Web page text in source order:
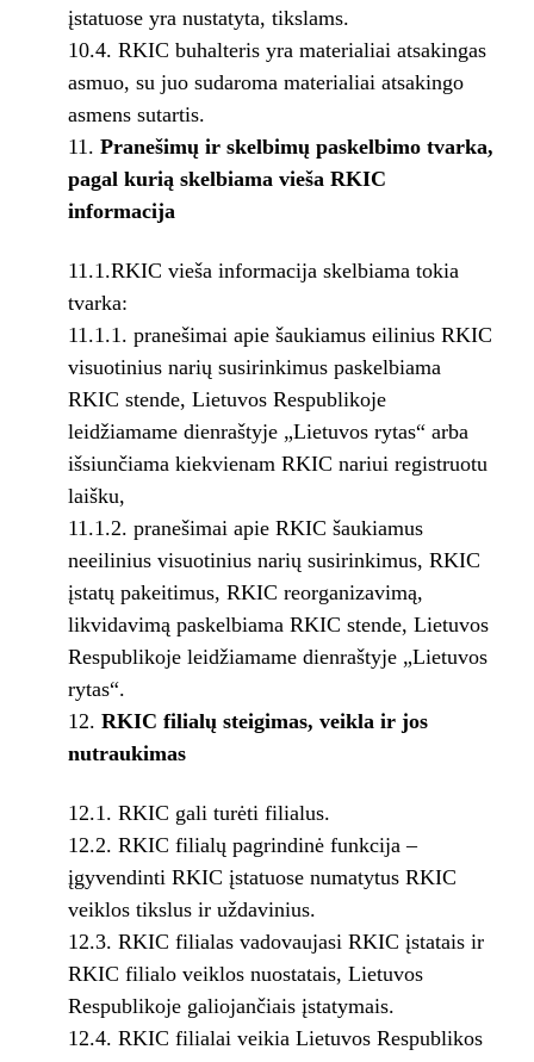
įstatuose yra nustatyta, tikslams.
10.4. RKIC buhalteris yra materialiai atsakingas
asmuo, su juo sudaroma materialiai atsakingo
asmens sutartis.
Pranešimų ir skelbimų paskelbimo tvarka,
pagal kurią skelbiama vieša RKIC
informacija
11.1.RKIC vieša informacija skelbiama tokia
tvarka:
11.1.1. pranešimai apie šaukiamus eilinius RKIC
visuotinius narių susirinkimus paskelbiama
RKIC stende, Lietuvos Respublikoje
leidžiamame dienraštyje „Lietuvos rytas“ arba
išsiunčiama kiekvienam RKIC nariui registruotu
laišku,
11.1.2. pranešimai apie RKIC šaukiamus
neeilinius visuotinius narių susirinkimus, RKIC
įstatų pakeitimus, RKIC reorganizavimą,
likvidavimą paskelbiama RKIC stende, Lietuvos
Respublikoje leidžiamame dienraštyje „Lietuvos
rytas“.
RKIC filialų steigimas, veikla ir jos
nutraukimas
12.1. RKIC gali turėti filialus.
12.2. RKIC filialų pagrindinė funkcija –
įgyvendinti RKIC įstatuose numatytus RKIC
veiklos tikslus ir uždavinius.
12.3. RKIC filialas vadovaujasi RKIC įstatais ir
RKIC filialo veiklos nuostatais, Lietuvos
Respublikoje galiojančiais įstatymais.
12.4. RKIC filialai veikia Lietuvos Respublikos